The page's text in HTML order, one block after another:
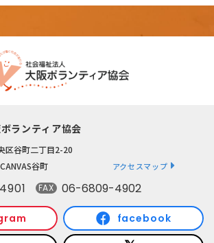
ランティア協会
区谷町二丁目2-20
谷町
アクセスマップ
FAX 06-6809-4902
facebook